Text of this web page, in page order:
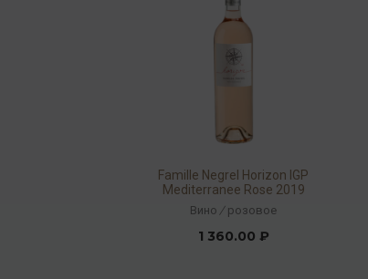
Famille Negrel Horizon IGP
Mediterranee Rose 2019
12,5% 0,75л
Вино / розовое
1 360.00 ₽